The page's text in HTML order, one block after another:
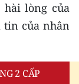
lòng của
tin của nhân
2 CẤP